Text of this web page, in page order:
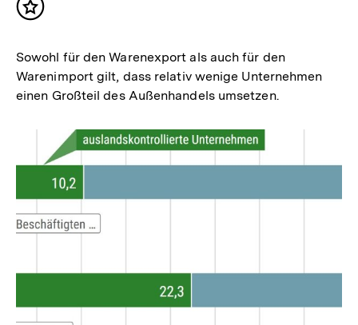
Inhalt
Sowohl für den Warenexport als auch für den
Warenimport gilt, dass relativ wenige Unternehmen
einen Großteil des Außenhandels umsetzen.